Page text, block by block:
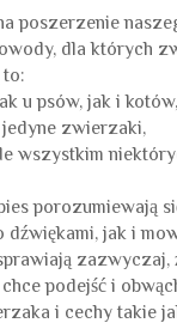
poszerzenie
dla których
to:
u psów, jak i
jedyne zwierzaki,
wszystkim
porozumiewają
jak i
zazwyczaj,
podejść i
i cechy takie